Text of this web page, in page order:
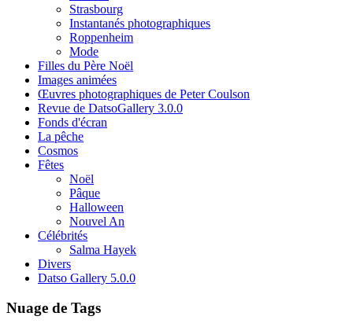
Strasbourg
Instantanés photographiques
Roppenheim
Mode
Filles du Père Noël
Images animées
Œuvres photographiques de Peter Coulson
Revue de DatsoGallery 3.0.0
Fonds d'écran
La pêche
Cosmos
Fêtes
Noël
Pâque
Halloween
Nouvel An
Célébrités
Salma Hayek
Divers
Datso Gallery 5.0.0
Nuage de Tags